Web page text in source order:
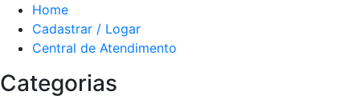
Home
Cadastrar / Logar
Central de Atendimento
Categorias